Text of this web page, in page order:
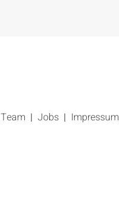
Team Jobs Impressum